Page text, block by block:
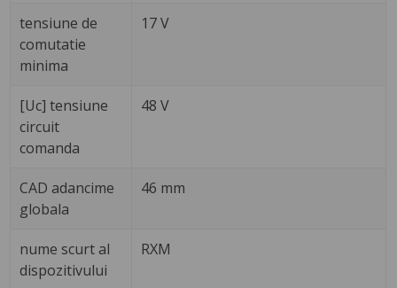
tensiune de
comutatie
minima
17 V
[Uc] tensiune
circuit
comanda
48 V
CAD adancime
globala
46 mm
nume scurt al
dispozitivului
RXM